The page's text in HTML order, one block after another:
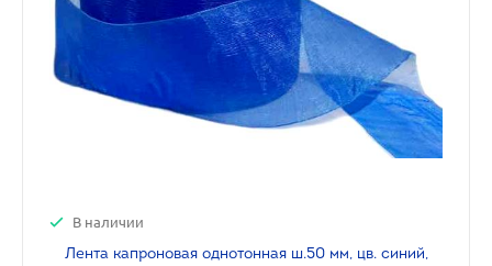
В наличии
Лента капроновая однотонная ш.50 мм, цв. синий,